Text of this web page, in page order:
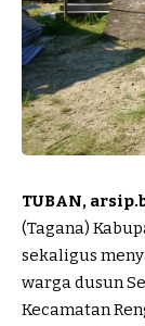
TUBAN,
(Tagana)
sekaligus
warga dusun
Kecamatan